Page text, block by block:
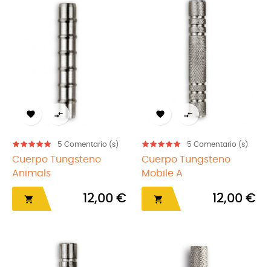
 
5 Comentario (s)
Cuerpo Tungsteno
Animals
 12,00 €
 
5 Comentario (s)
Cuerpo Tungsteno
Mobile A
 12,00 €